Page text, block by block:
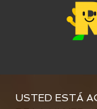
USTED ESTÁ